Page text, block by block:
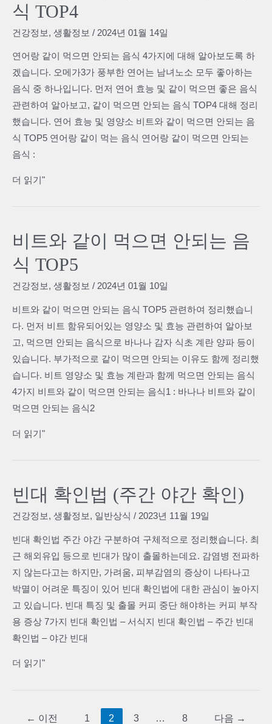
먹
안
되
는
음
식
TOP5
식 TOP4
건강정보, 생활정보 / 2024년 01월 14일
연어랑 같이 먹으면 안되는 음식 4가지에 대해 알아보도록 하
겠습니다. 오메가3가 풍부한 연어는 남녀노소 모두 좋아하는
음식 중 하나입니다. 먼저 연어 효능 및 같이 먹으면 좋은 음식
관련하여 알아보고, 같이 먹으면 안되는 음식 TOP4 대해 정리
했습니다. 연어 효능 및 영양소 비트와 같이 먹으면 안되는 음
식 TOP5 연어랑 같이 먹는 음식 연어랑 같이 먹으면 안되는
음식 :
연
이
먹
안
되
는
음
식
TOP4
더 읽기"
비트와 같이 먹으면 안되는 음
식 TOP5
건강정보, 생활정보 / 2024년 01월 10일
비트와 같이 먹으면 안되는 음식 TOP5 관련하여 정리했습니
다. 먼저 비트 함유되어있는 영양소 및 효능 관련하여 알아보
고, 먹으면 안되는 음식으로 바나나 감자 식초 계란 양파 등이
있습니다. 부가적으로 같이 먹으면 안되는 이유도 함께 정리했
습니다. 비트 영양소 및 효능 계란과 함께 먹으면 안되는 음식
4가지 비트와 같이 먹으면 안되는 음식1 : 바나나 비트와 같이
먹으면 안되는 음식2
비
이
먹
는
식
TOP5
더 읽기"
빈대 확인법 (주간 야간 확인)
건강정보, 생활정보, 일반상식 / 2023년 11월 19일
빈대 확인법 주간 야간 구분하여 구체적으로 정리했습니다. 최
근 해외유입 등으로 빈대가 많이 출몰하는데요. 감염병 전파하
지 않는다고는 하지만, 가려움, 피부감염의 증상이 나타나고
박멸이 어려운 특징이 있어 빈대 확인법에 대한 관심이 높아지
고 있습니다. 빈대 특징 및 출몰 커피 중단 해야하는 커피 부작
용 증상 7가지 빈대 확인법 – 서식지 빈대 확인법 – 주간 빈대
확인법 – 야간 빈대
빈
더 읽기"
← 이전 1 2 3 … 8 다음 →